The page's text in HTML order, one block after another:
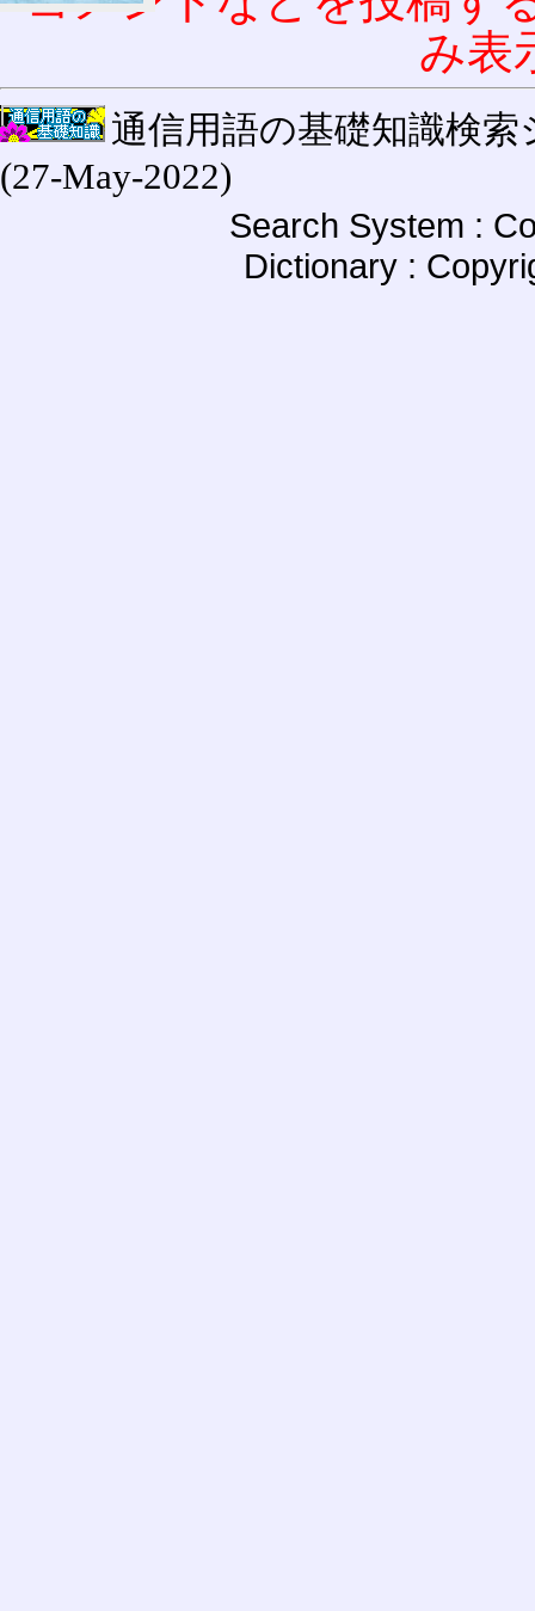
み表
通信用語の基礎知識検索
(27-May-2022)
Search System :
Dictionary :